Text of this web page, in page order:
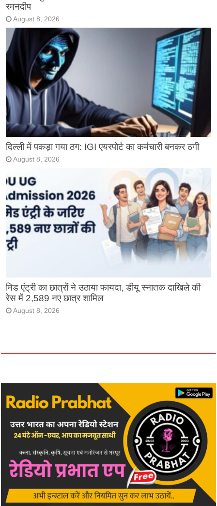
रमनदीप
August 8, 2026
दिल्ली में पकड़ा गया ठग: IGI एयरपोर्ट का कर्मचारी बनकर ठगी
August 8, 2026
मिड एंट्री का छात्रों ने उठाया फायदा, डीयू स्नातक दाखिले की
रेस में 2,589 नए छात्र शामिल
August 8, 2026